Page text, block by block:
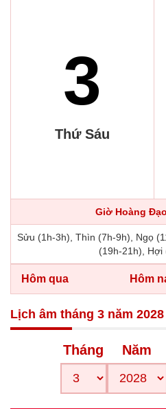
3
Thứ Sáu
Giờ Hoàng
Sửu (1h-3h), Thìn (7h-9h), Ngọ
(19h-21h), Hợi
Hôm qua Hôm
Lịch âm tháng 3 năm 2028
Tháng Năm